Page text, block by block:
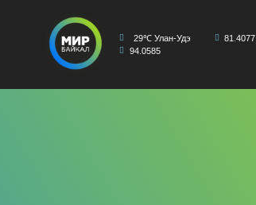
29℃ Улан-Удэ
81.4077
94.0585